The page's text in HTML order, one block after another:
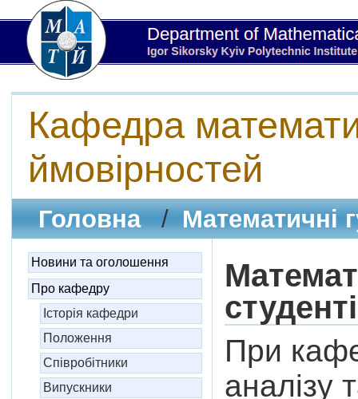
Кафедра
ймовірностей
Головна / Математичні
Новини та оголошення
Про кафедру
Історія кафедри
Положення
Співробітники
Випускники
При
аналізу